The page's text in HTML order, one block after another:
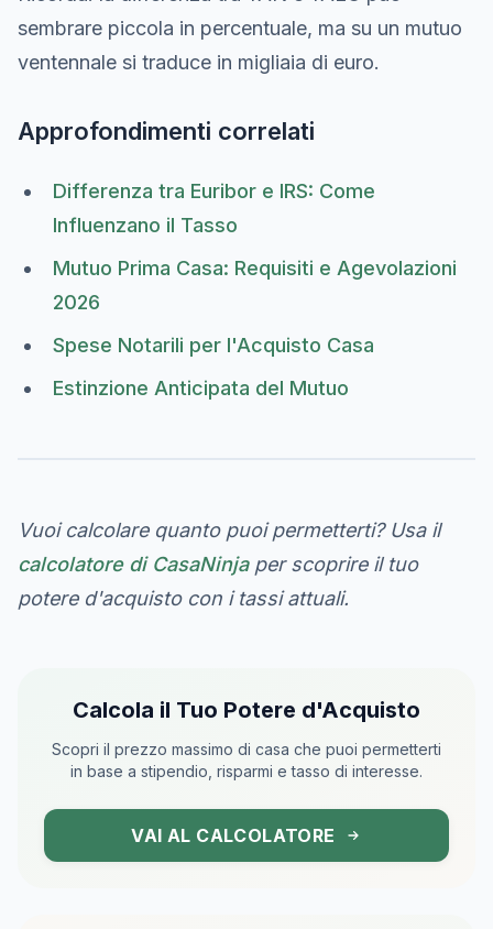
sembrare piccola in percentuale, ma su un mutuo
ventennale si traduce in migliaia di euro.
Approfondimenti correlati
Differenza tra Euribor e IRS: Come
Influenzano il Tasso
Mutuo Prima Casa: Requisiti e Agevolazioni
2026
Spese Notarili per l'Acquisto Casa
Estinzione Anticipata del Mutuo
Vuoi calcolare quanto puoi permetterti? Usa il
calcolatore di CasaNinjaper scoprire il tuo
potere d'acquisto con i tassi attuali.
Calcola il Tuo Potere d'Acquisto
Scopri il prezzo massimo di casa che puoi permetterti
in base a stipendio, risparmi e tasso di interesse.
VAI AL CALCOLATORE